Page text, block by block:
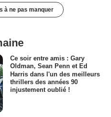
à ne pas manquer
Ce soir entre amis : Gary
Oldman, Sean Penn et Ed
Harris dans l'un des meilleurs
thrillers des années 90
injustement oublié !